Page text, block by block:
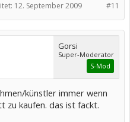
#11
12. September 2009
Gorsi
Super-Moderator
S-Mod
künstler immer wenn
zu kaufen. das ist fackt.